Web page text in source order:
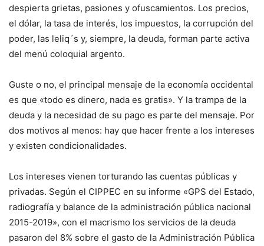
despierta grietas, pasiones y ofuscamientos. Los precios,
el dólar, la tasa de interés, los impuestos, la corrupción del
poder, las leliq´s y, siempre, la deuda, forman parte activa
del menú coloquial argento.
Guste o no, el principal mensaje de la economía occidental
es que «todo es dinero, nada es gratis». Y la trampa de la
deuda y la necesidad de su pago es parte del mensaje. Por
dos motivos al menos: hay que hacer frente a los intereses
y existen condicionalidades.
Los intereses vienen torturando las cuentas públicas y
privadas. Según el CIPPEC en su informe «GPS del Estado,
radiografía y balance de la administración pública nacional
2015-2019», con el macrismo los servicios de la deuda
pasaron del 8% sobre el gasto de la Administración Pública